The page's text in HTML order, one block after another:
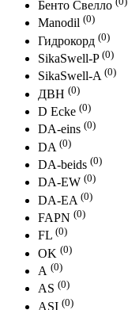
Бенто Свелло
Manodil (0)
Гидрокорд (0)
SikaSwell-P (0)
SikaSwell-A (0)
ДВН (0)
D Ecke (0)
DA-eins (0)
DA (0)
DA-beids (0)
DА-EW (0)
DА-ЕA (0)
FAPN (0)
FL (0)
OK (0)
А (0)
AS (0)
ASI (0)